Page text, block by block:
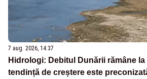
7 aug. 2026, 14:37
Hidrologi: Debitul Dunării rămâne la
tendință de creștere este